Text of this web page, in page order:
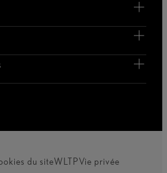
du siteWLTPVie privée